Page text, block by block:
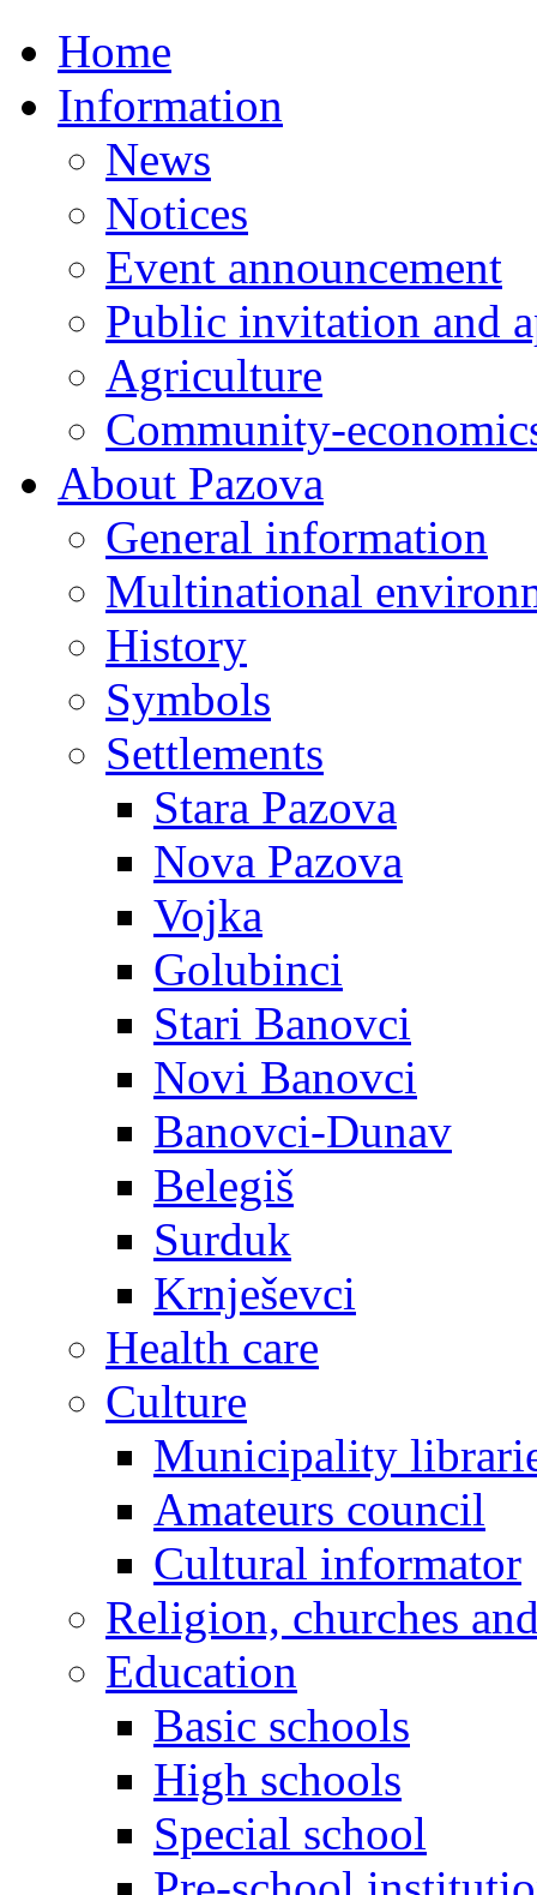
Home
Information
News
Notices
Event announcement
Public invitation and
Agriculture
Community-
About Pazova
General information
Multinational
History
Symbols
Settlements
Stara Pazova
Nova Pazova
Vojka
Golubinci
Stari Banovci
Novi Banovci
Banovci-Dunav
Belegiš
Surduk
Krnješevci
Health care
Culture
Municipality
Amateurs council
Cultural informator
Religion, churches
Education
Basic schools
High schools
Special school